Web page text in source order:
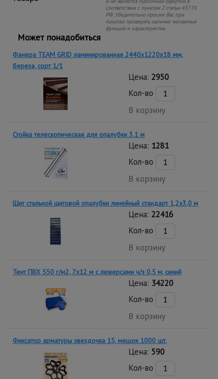
соответствии с пунктом 2 статьи 437 ГК
РФ. Убедительно просим Вас при
покупке проверять наличие желаемых
функций и характеристик.
Может понадобиться
Фанера TEAM GRID ламинированная 2440х1220х18 мм,
береза, сорт 1/1
Цена: 2950
Кол-во
В корзину
Стойка телескопическая для опалубки 3.1 м
Цена: 1281
Кол-во
В корзину
Щит стальной щитовой опалубки линейный стандарт 1,2x3,0 м
Цена: 22416
Кол-во
В корзину
Тент ПВХ 550 г/м2, 7х12 м с люверсами ч/з 0,5 м, синий
Цена: 34220
Кол-во
В корзину
Фиксатор арматуры звездочка 15, мешок 1000 шт.
Цена: 590
Кол-во